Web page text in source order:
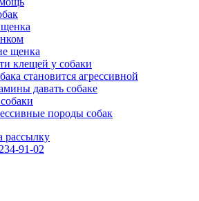
щенка
клещей у собаки
становится агрессивной
давать собаке
породы собак
рассылку
91-02